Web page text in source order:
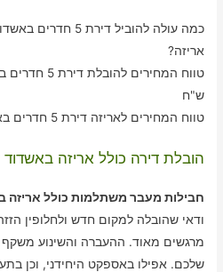
כמה עולה להוביל
אריזה?
ש"ח
טווח המחירים לאריזה דירת 5 חדרים באשדוד – בין 2030-3210 ש"ח
הובלת דירה כולל אריזה באשדוד
חבילות מעבר משתלמות כולל אריזה
ודאי שהובלה למקום חדש ולחלופין
מרגשים מאוד. ההעברה והשינוע
שלכם. אפילו באספקט היחידני, וכן